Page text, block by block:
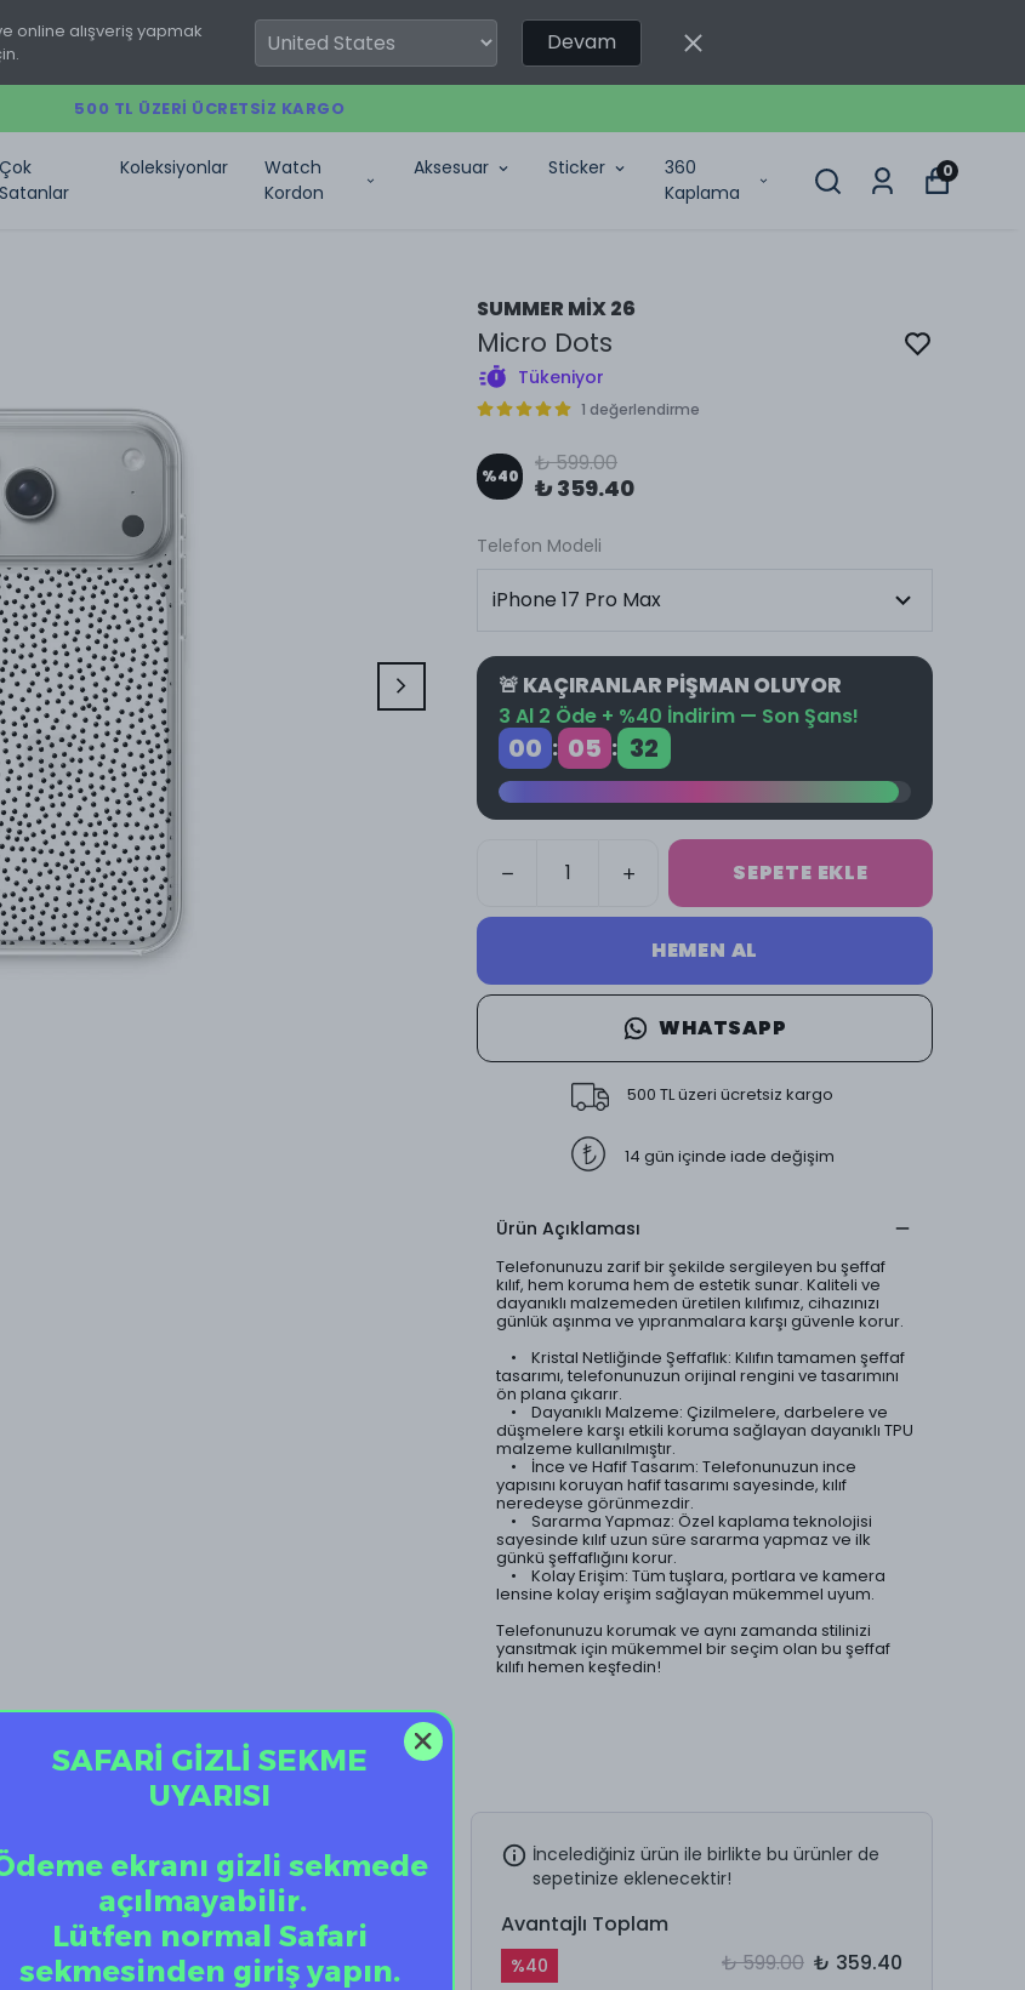
online alışveriş yapmak
Devam
500 TL ÜZERI ÜCRETSIZ KARGO
Çok
Satanlar
Koleksiyonlar
Watch
Kordon
Aksesuar Sticker
360
Kaplama
0
SUMMER MİX 26
Micro Dots
Tükeniyor
1 değerlendirme
%40 ₺ 599.00
₺ 359.40
Telefon Modeli
🚨 KAÇIRANLAR PİŞMAN OLUYOR
3 Al 2 Öde + %40 İndirim — Son Şans!
00 : 05 : 31
SEPETE EKLE
HEMEN AL
WHATSAPP
500 TL üzeri ücretsiz kargo
14 gün içinde iade değişim
Ürün Açıklaması
Telefonunuzu zarif bir şekilde sergileyen bu şeffaf
kılıf, hem koruma hem de estetik sunar. Kaliteli ve
dayanıklı malzemeden üretilen kılıfımız, cihazınızı
günlük aşınma ve yıpranmalara karşı güvenle korur.
• Kristal Netliğinde Şeffaflık: Kılıfın tamamen şeffaf
tasarımı, telefonunuzun orijinal rengini ve tasarımını
ön plana çıkarır.
• Dayanıklı Malzeme: Çizilmelere, darbelere ve
düşmelere karşı etkili koruma sağlayan dayanıklı TPU
malzeme kullanılmıştır.
• İnce ve Hafif Tasarım: Telefonunuzun ince
yapısını koruyan hafif tasarımı sayesinde, kılıf
neredeyse görünmezdir.
• Sararma Yapmaz: Özel kaplama teknolojisi
sayesinde kılıf uzun süre sararma yapmaz ve ilk
günkü şeffaflığını korur.
• Kolay Erişim: Tüm tuşlara, portlara ve kamera
lensine kolay erişim sağlayan mükemmel uyum.
Telefonunuzu korumak ve aynı zamanda stilinizi
yansıtmak için mükemmel bir seçim olan bu şeffaf
kılıfı hemen keşfedin!
Vantuz Telefon
Tutucu
₺ 198.00 ₺ 79.20
İncelediğiniz ürün ile birlikte bu ürünler de
sepetinize eklenecektir!
Avantajlı Toplam
%40 ₺ 599.00 ₺ 359.40
SAFARİ GİZLİ SEKME
UYARISI
ekranı gizli sekmede
açılmayabilir.
Lütfen normal Safari
sekmesinden giriş yapın.